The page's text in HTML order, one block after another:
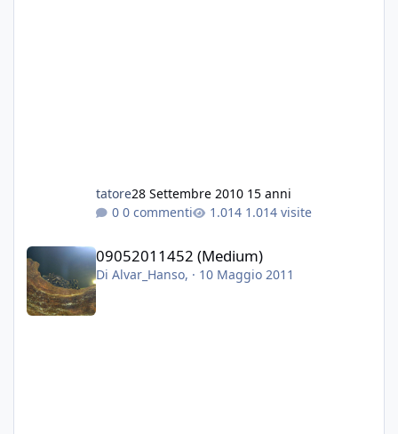
tatore28 Settembre 2010 15 anni
0 commenti
1.014 visite
09052011452 (Medium)
09052011452 (Medium)
Di Alvar_Hanso, · 10 Maggio 2011